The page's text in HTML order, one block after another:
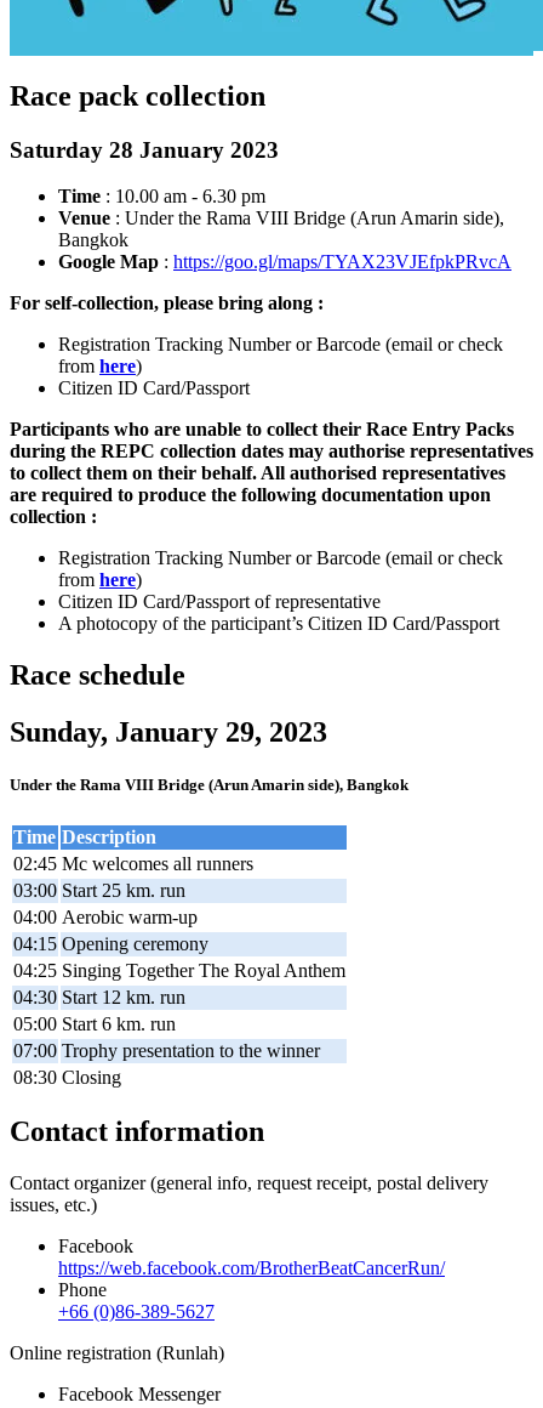
Race pack collection
Saturday 28 January 2023
Time : 10.00 am - 6.30 pm
Venue : Under the Rama VIII Bridge (Arun Amarin side),
Bangkok
Google Map : https://goo.gl/maps/TYAX23VJEfpkPRvcA
For self-collection, please bring along :
Registration Tracking Number or Barcode (email or check
from here)
Citizen ID Card/Passport
Participants who are unable to collect their Race Entry Packs
during the REPC collection dates may authorise representatives
to collect them on their behalf. All authorised representatives
are required to produce the following documentation upon
collection :
Registration Tracking Number or Barcode (email or check
from here)
Citizen ID Card/Passport of representative
A photocopy of the participant’s Citizen ID Card/Passport
Race schedule
Sunday, January 29, 2023
Under the Rama VIII Bridge (Arun Amarin side), Bangkok
Time Description
02:45 Mc welcomes all runners
03:00 Start 25 km. run
04:00 Aerobic warm-up
04:15 Opening ceremony
04:25 Singing Together The Royal Anthem
04:30 Start 12 km. run
05:00 Start 6 km. run
07:00 Trophy presentation to the winner
08:30 Closing
Contact information
Contact organizer (general info, request receipt, postal delivery
issues, etc.)
Facebook
https://web.facebook.com/BrotherBeatCancerRun/
Phone
+66 (0)86-389-5627
Online registration (Runlah)
Facebook Messenger